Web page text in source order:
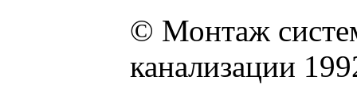
© Монтаж
канализации